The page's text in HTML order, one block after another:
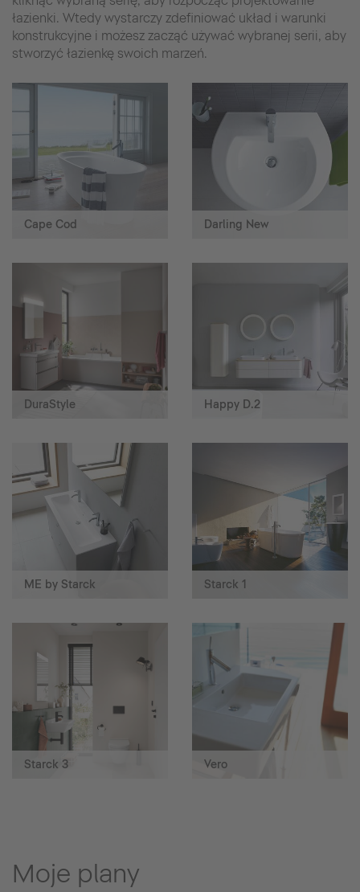
łazienki. Wtedy wystarczy zdefiniować układ i warunki
konstrukcyjne i możesz zacząć używać wybranej serii, aby
stworzyć łazienkę swoich marzeń.
Cape Cod Darling New
DuraStyle Happy D.2
ME by Starck Starck 1
Starck 3 Vero
Moje plany